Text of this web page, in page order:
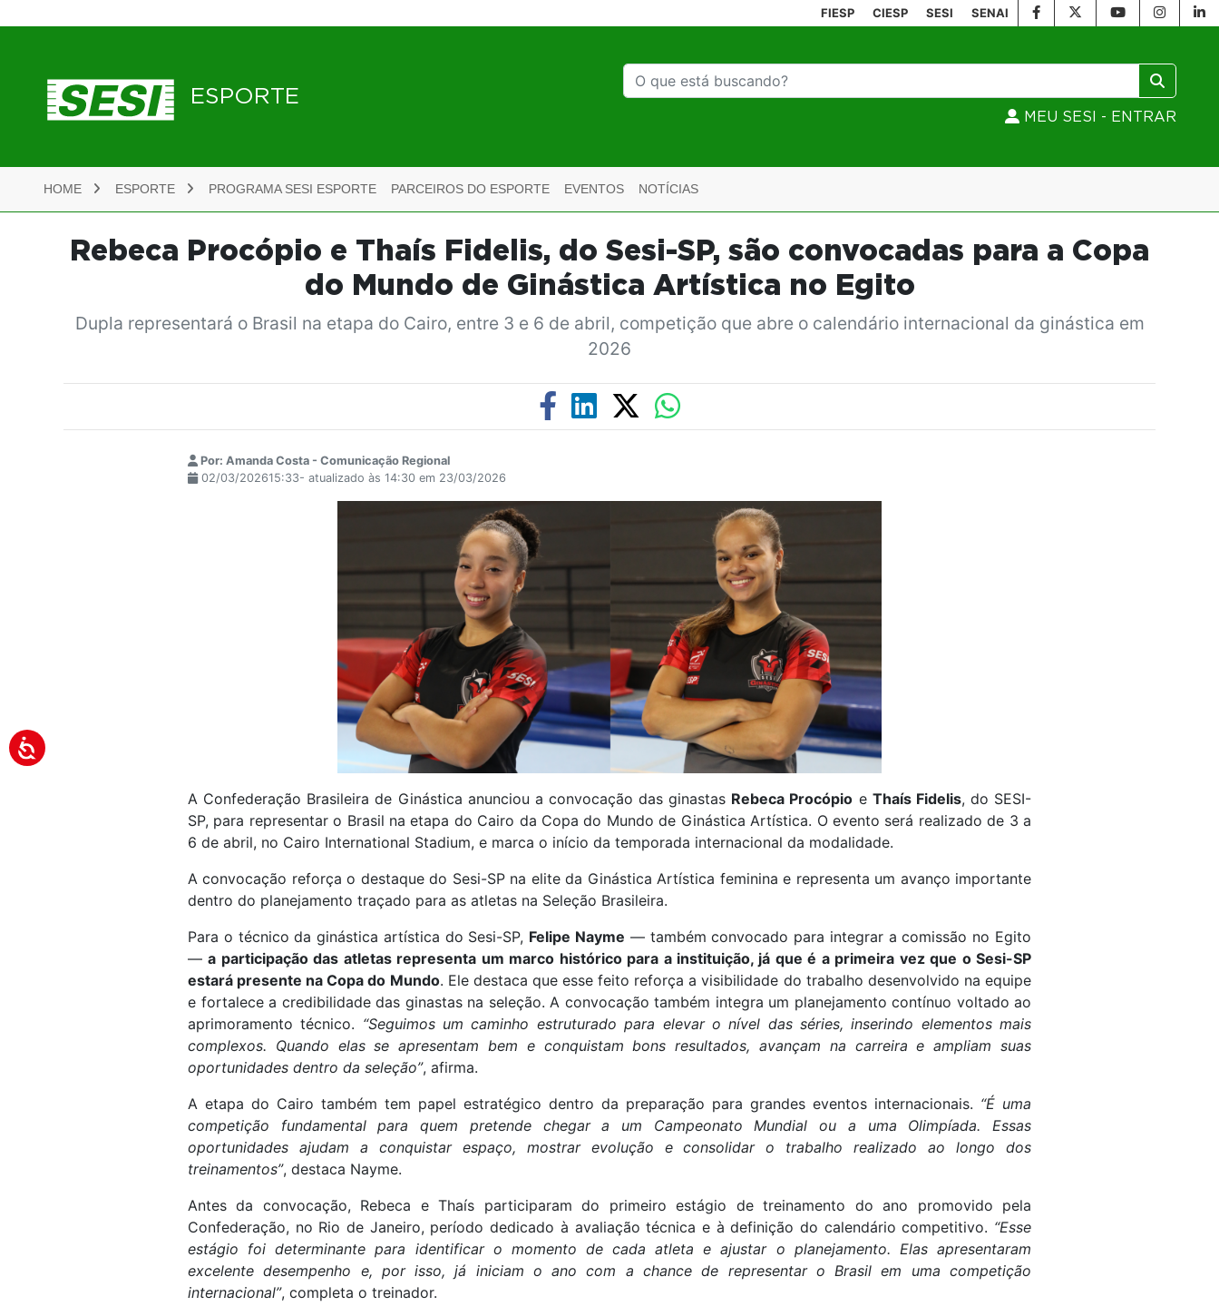
FIESP CIESP SESI SENAI
ESPORTE
MEU SESI - ENTRAR
HOME ESPORTE PROGRAMA SESI ESPORTE PARCEIROS DO ESPORTE EVENTOS NOTÍCIAS
Rebeca Procópio e Thaís Fidelis, do Sesi-SP, são convocadas para a Copa
do Mundo de Ginástica Artística no Egito
Dupla representará o Brasil na etapa do Cairo, entre 3 e 6 de abril, competição que abre o calendário internacional da ginástica em
2026
Por: Amanda Costa - Comunicação Regional
02/03/202615:33- atualizado às 14:30 em 23/03/2026
A Confederação Brasileira de Ginástica anunciou a convocação das ginastas Rebeca Procópio e Thaís Fidelis, do SESI-
SP, para representar o Brasil na etapa do Cairo da Copa do Mundo de Ginástica Artística. O evento será realizado de 3 a
6 de abril, no Cairo International Stadium, e marca o início da temporada internacional da modalidade.
A convocação reforça o destaque do Sesi-SP na elite da Ginástica Artística feminina e representa um avanço importante
dentro do planejamento traçado para as atletas na Seleção Brasileira.
Para o técnico da ginástica artística do Sesi-SP, Felipe Nayme — também convocado para integrar a comissão no Egito
—a participação das atletas representa um marco histórico para a instituição, já que é a primeira vez que o Sesi-SP
estará presente na Copa do Mundo. Ele destaca que esse feito reforça a visibilidade do trabalho desenvolvido na equipe
e fortalece a credibilidade das ginastas na seleção. A convocação também integra um planejamento contínuo voltado ao
aprimoramento técnico. “Seguimos um caminho estruturado para elevar o nível das séries, inserindo elementos mais
complexos. Quando elas se apresentam bem e conquistam bons resultados, avançam na carreira e ampliam suas
oportunidades dentro da seleção”, afirma.
A etapa do Cairo também tem papel estratégico dentro da preparação para grandes eventos internacionais. “É uma
competição fundamental para quem pretende chegar a um Campeonato Mundial ou a uma Olimpíada. Essas
oportunidades ajudam a conquistar espaço, mostrar evolução e consolidar o trabalho realizado ao longo dos
treinamentos”, destaca Nayme.
Antes da convocação, Rebeca e Thaís participaram do primeiro estágio de treinamento do ano promovido pela
Confederação, no Rio de Janeiro, período dedicado à avaliação técnica e à definição do calendário competitivo. “Esse
estágio foi determinante para identificar o momento de cada atleta e ajustar o planejamento. Elas apresentaram
excelente desempenho e, por isso, já iniciam o ano com a chance de representar o Brasil em uma competição
internacional”, completa o treinador.